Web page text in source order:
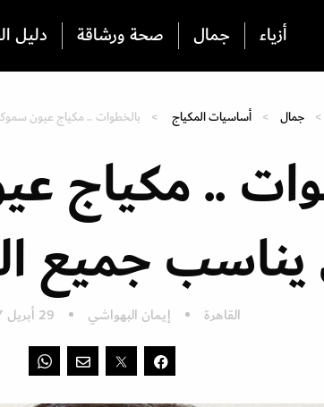
أزياء جمال صحة ورشاقة دليل
جمال أساسيات المكياج بالخطوات .. مكياج عيون
.. مكياج
جميع
القاهرة إيمان البهواشي 29 أبريل 2017